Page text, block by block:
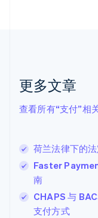
更多文章
查看所有“支付”相
荷兰法律下的
Faster
南
CHAPS 与
支付方式
克罗地亚
EnglishItaliano
拉脱维亚
English
列支敦士登
DeutschEnglish
卢森堡
Français
罗马尼亚
English